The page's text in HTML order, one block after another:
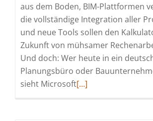
aus dem Boden, BIM-Plattformen
die vollständige Integration aller
und neue Tools sollen den
Zukunft von mühsamer
Und doch: Wer heute in ein
Planungsbüro oder
sieht MicrosoftRead
[…]